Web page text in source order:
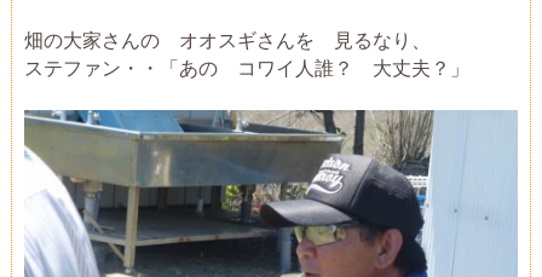
畑の大家さんの オオスギさんを 見るなり、
ステファン・・「あの コワイ人誰？ 大丈夫？」